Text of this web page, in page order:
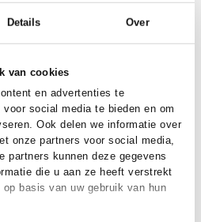
Details Over
van cookies
en advertenties te
social media te bieden en om
Ook delen we informatie over
onze partners voor social media,
partners kunnen deze gegevens
die u aan ze heeft verstrekt
basis van uw gebruik van hun
Fabric:
Katoen
30°C machine wash
Deze maat valt normaal
36
Ruby Tuesday